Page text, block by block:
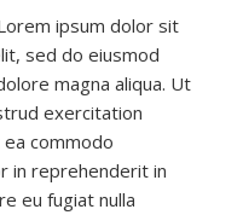
ipsum dolor sit
sed do eiusmod
magna aliqua. Ut
exercitation
commodo
in reprehenderit in
eu fugiat nulla